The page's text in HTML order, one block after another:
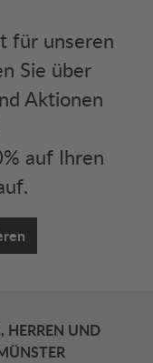
für unseren
Sie über
Aktionen
auf Ihren
HERREN UND